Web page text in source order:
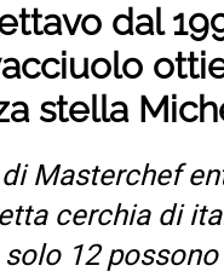
dal
stella
Masterchef
cerchia di
12